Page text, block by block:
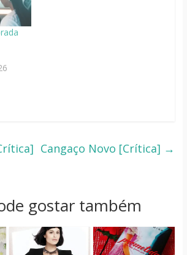
Cangaço Novo [Crítica] →
gostar também